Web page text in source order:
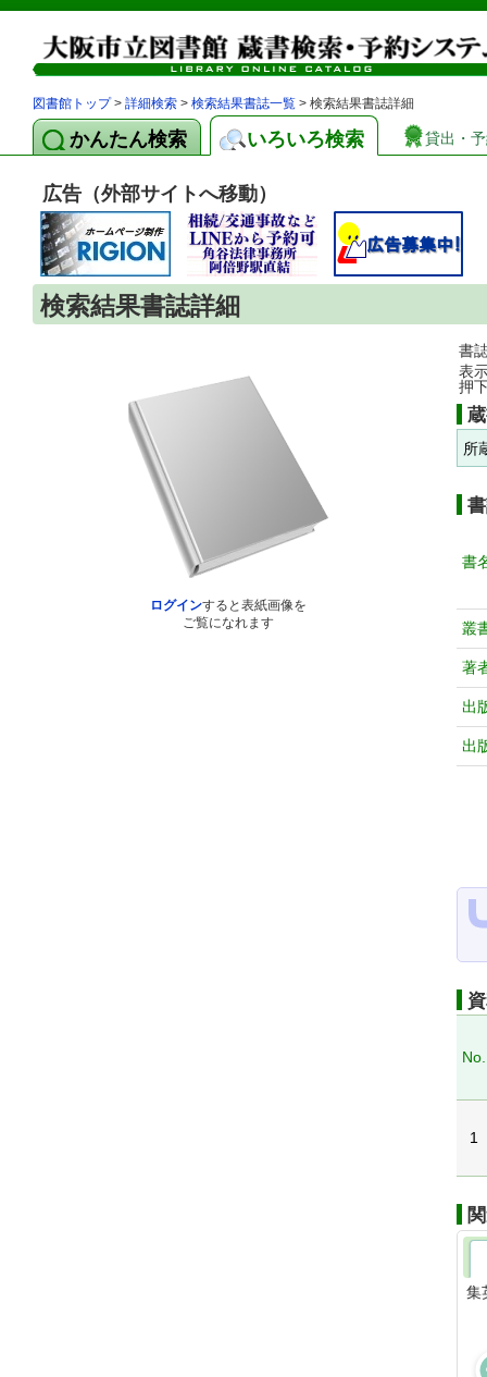
図書館トップ> 詳細検索 > 検索結果書誌一覧 > 検索結果書誌詳細
かんたん検索 いろいろ検索 貸出・
広告（外部サイトへ移動）
検索結果書誌詳細
ログインすると表紙画像を
ご覧になれます
書
表
押
所
書
叢
著
出
出
No.
1
集